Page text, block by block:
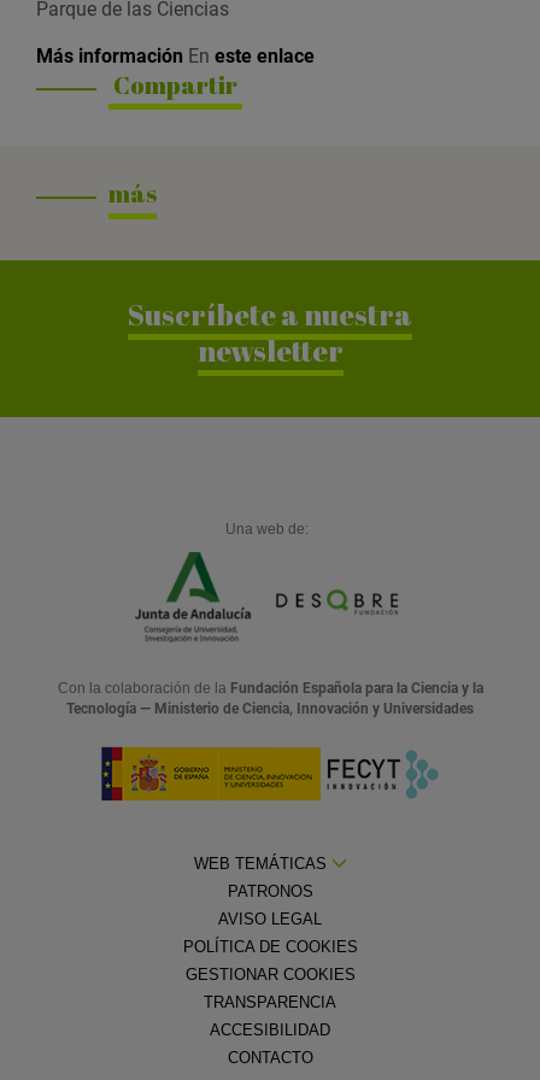
Parque de las Ciencias
Más información En este enlace
Compartir
más
Suscríbete a nuestra
newsletter
Una web de:
Con la colaboración de la Fundación Española para la Ciencia y la
Tecnología — Ministerio de Ciencia, Innovación y Universidades
WEB TEMÁTICAS
PATRONOS
AVISO LEGAL
POLÍTICA DE COOKIES
GESTIONAR COOKIES
TRANSPARENCIA
ACCESIBILIDAD
CONTACTO